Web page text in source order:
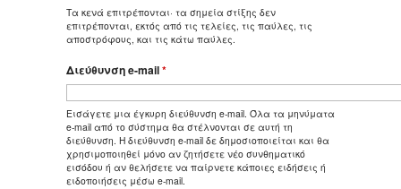
Τα κενά επιτρέπονται· τα σημεία στίξης δεν
επιτρέπονται, εκτός από τις τελείες, τις παύλες, τις
αποστρόφους, και τις κάτω παύλες.
Διεύθυνση e-mail*
Εισάγετε μια έγκυρη διεύθυνση e-mail. Όλα τα μηνύματα
e-mail από το σύστημα θα στέλνονται σε αυτή τη
διεύθυνση. Η διεύθυνση e-mail δε δημοσιοποιείται και θα
χρησιμοποιηθεί μόνο αν ζητήσετε νέο συνθηματικό
εισόδου ή αν θελήσετε να παίρνετε κάποιες ειδήσεις ή
ειδοποιήσεις μέσω e-mail.